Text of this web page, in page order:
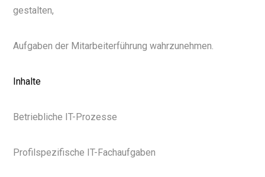
gestalten,
Aufgaben der Mitarbeiterführung wahrzunehmen.
Inhalte
Betriebliche IT-Prozesse
Profilspezifische IT-Fachaufgaben